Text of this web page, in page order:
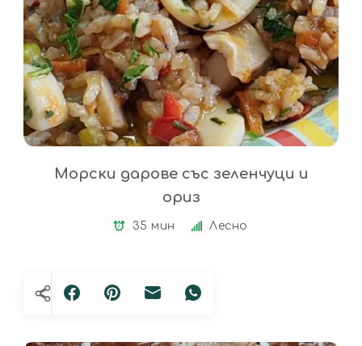
Морски дарове със зеленчуци и
ориз
35 мин Лесно